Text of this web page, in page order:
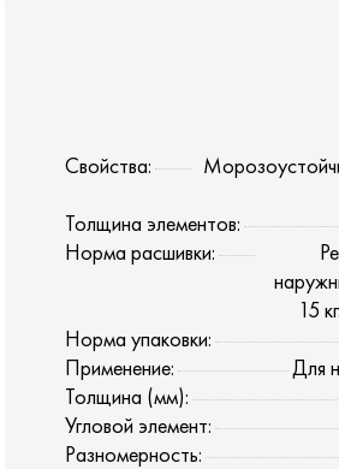
Свойства:
Толщина элементов:
Норма расшивки:
15
Норма упаковки:
Применение:
Для
Толщина (мм):
Угловой элемент:
Разномерность: